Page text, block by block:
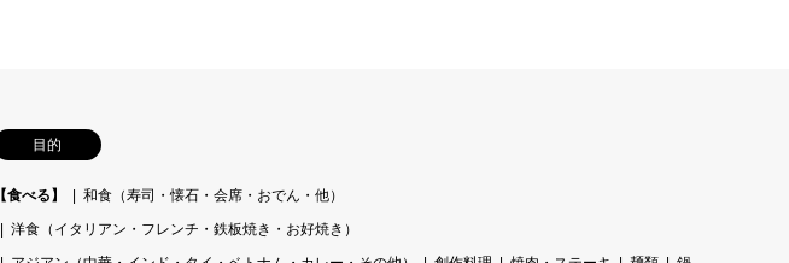
目的
【食べる】
和食（寿司・懐石・会席・おでん・他）
洋食（イタリアン・フレンチ・鉄板焼き・お好焼き）